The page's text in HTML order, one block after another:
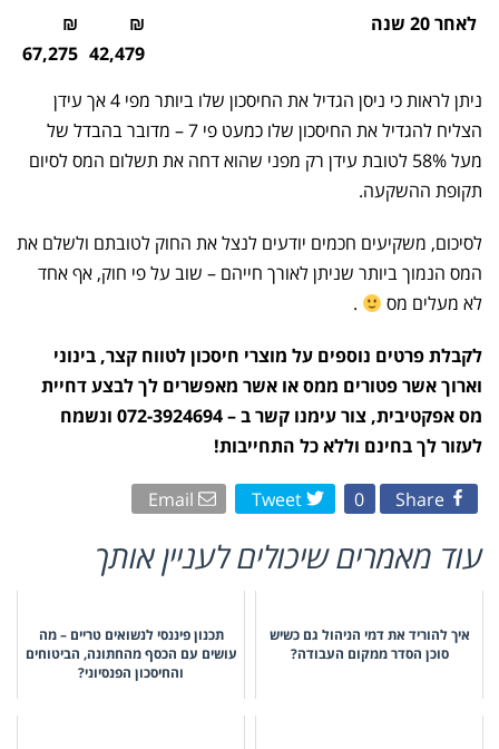
לאחר 20 שנה
₪
42,479
₪
67,275
ניתן לראות כי ניסן הגדיל את החיסכון שלו ביותר מפי 4 אך עידן
הצליח להגדיל את החיסכון שלו כמעט פי 7 – מדובר בהבדל של
מעל 58% לטובת עידן רק מפני שהוא דחה את תשלום המס לסיום
תקופת ההשקעה.
לסיכום, משקיעים חכמים יודעים לנצל את החוק לטובתם ולשלם את
המס הנמוך ביותר שניתן לאורך חייהם – שוב על פי חוק, אף אחד
לא מעלים מס
.
לקבלת פרטים נוספים על מוצרי חיסכון לטווח קצר, בינוני
וארוך אשר פטורים ממס או אשר מאפשרים לך לבצע דחיית
מס אפקטיבית, צור עימנו קשר ב – 072-3924694 ונשמח
לעזור לך בחינם וללא כל התחייבות!
Share
0
Tweet
Email
עוד מאמרים שיכולים לעניין אותך
איך להוריד את דמי הניהול גם כשיש
סוכן הסדר ממקום העבודה?
תכנון פיננסי לנשואים טריים – מה
עושים עם הכסף מהחתונה, הביטוחים
והחיסכון הפנסיוני?